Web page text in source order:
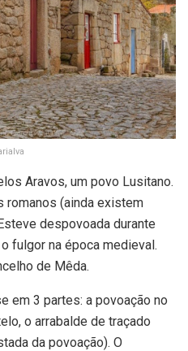
Aravos, um povo Lusitano.
romanos (ainda existem
despovoada durante
fulgor na época medieval.
de Mêda.
em 3 partes: a povoação no
o arrabalde de traçado
da povoação). O